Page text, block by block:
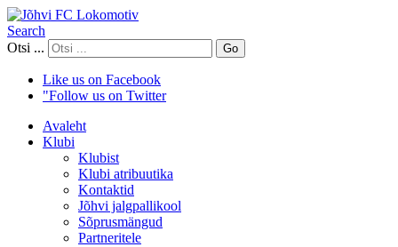
Search
Otsi ...
Go
Like us on Facebook
"Follow us on Twitter
Avaleht
Klubi
Klubist
Klubi atribuutika
Kontaktid
Jõhvi jalgpallikool
Sõprusmängud
Partneritele